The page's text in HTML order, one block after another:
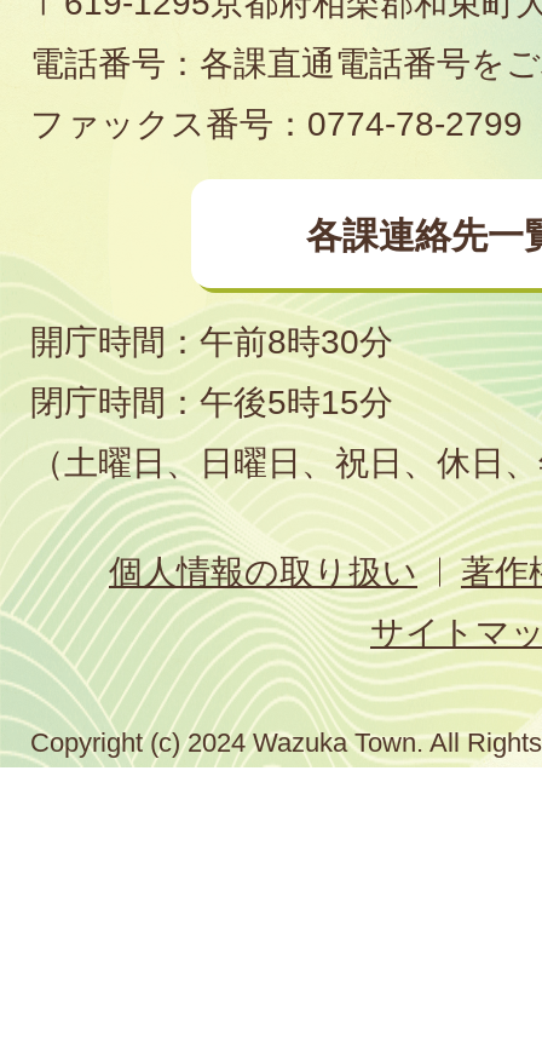
役
場
電話番号：各課直通電話番号を
ファックス番号：0774-78-2799
各課連絡先一
開庁時間：午前8時30分
閉庁時間：午後5時15分
（土曜日、日曜日、祝日、休日
個人情報の取り扱い
著作
サイトマ
Copyright (c) 2024 Wazuka Town. All